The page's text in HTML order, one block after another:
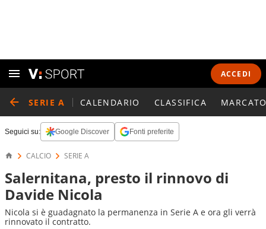
ACCEDI
SERIE A CALENDARIO CLASSIFICA
Seguici su: Google Discover Fonti preferite
CALCIO SERIE A
Salernitana, presto il rinnovo di
Davide Nicola
Nicola si è guadagnato la permanenza in Serie A e ora gli verrà
rinnovato il contratto.